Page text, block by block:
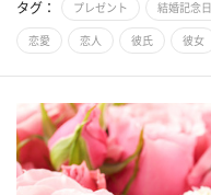
タグ： プレゼント 結婚記念日
恋愛 恋人 彼氏 彼女